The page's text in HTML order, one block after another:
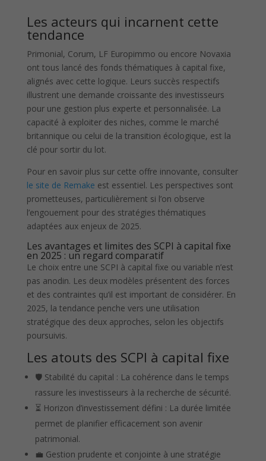
Les acteurs qui incarnent cette
tendance
Primonial, Corum, LF Europimmo ou encore Novaxia
ont tous lancé des fonds thématiques à capital fixe,
alignés avec cette logique. Leurs succès respectifs
illustrent une demande croissante des investisseurs
pour une gestion plus experte et personnalisée. La
capacité à exploiter des niches, comme le marché
britannique ou celui de la transition écologique, est la
clé pour sortir du lot.
Pour en savoir plus sur cette offre innovante, consulter
le site de Remake est essentiel. Les perspectives sont
prometteuses, particulièrement si l’on observe
l’engouement pour des stratégies thématiques
adaptées aux enjeux de 2025.
Les avantages et limites des SCPI à capital fixe
en 2025 : un regard comparatif
Le choix entre une SCPI à capital fixe ou variable n’est
pas anodin. Les deux modèles présentent des forces
et des contraintes qu’il est important de considérer. En
2025, la tendance penche vers une utilisation
stratégique des deux approches, selon les objectifs
poursuivis.
Les atouts des SCPI à capital fixe
🛡️ Stabilité du capital : La cohérence dans le temps
rassure les investisseurs à la recherche de sécurité.
⏳ Horizon d’investissement défini : La durée limitée
permet de planifier efficacement son avenir
patrimonial.
💼 Gestion prudente et conjointe à une stratégie